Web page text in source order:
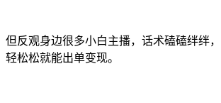
但反观身边很多小白主播，话术磕磕绊绊
轻松松就能出单变现。